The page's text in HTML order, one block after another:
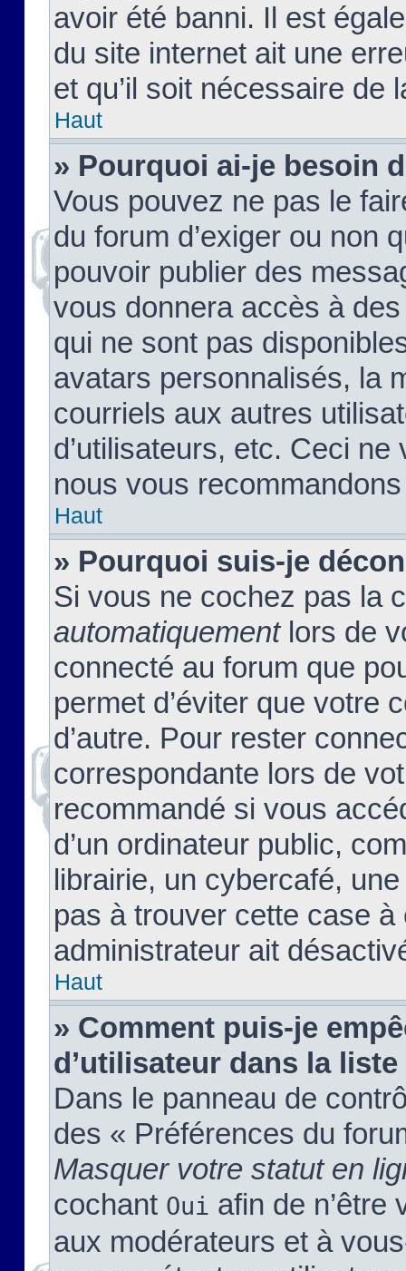
avoir été banni. Il est
du site internet ait une
et qu’il soit nécessaire de
Haut
» Pourquoi ai-je besoin
Vous pouvez ne pas le
du forum d’exiger ou non
pouvoir publier des
vous donnera accès à
qui ne sont pas
avatars personnalisés, la
courriels aux autres
d’utilisateurs, etc. Ceci
nous vous
Haut
» Pourquoi suis-je
Si vous ne cochez pas la
automatiquementlors de
connecté au forum que
permet d’éviter que votre
d’autre. Pour rester
correspondante lors de
recommandé si vous
d’un ordinateur public,
librairie, un cybercafé,
pas à trouver cette case à
administrateur ait
Haut
» Comment puis-je
d’utilisateur dans la
Dans le panneau de
des « Préférences du
Masquer votre statut en
cochant Oui afin de n’être
aux modérateurs et à